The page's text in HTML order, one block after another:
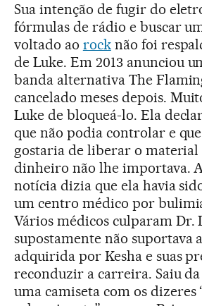
Sua intenção de fugir do
fórmulas de rádio e buscar
voltado ao rocknão foi
de Luke. Em 2013 anunciou
banda alternativa The
cancelado meses depois.
Luke de bloqueá-lo. Ela
que não podia controlar e
gostaria de liberar o material
dinheiro não lhe importava.
notícia dizia que ela havia
um centro médico por
Vários médicos culparam Dr.
supostamente não suportava
adquirida por Kesha e suas
reconduzir a carreira. Saiu
uma camiseta com os dizeres